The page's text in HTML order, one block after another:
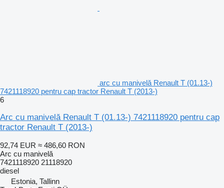
arc cu manivelă Renault T (01.13-)
7421118920 pentru cap tractor Renault T (2013-)
6
Arc cu manivelă Renault T (01.13-) 7421118920 pentru cap
tractor Renault T (2013-)
92,74 EUR ≈ 486,60 RON
Arc cu manivelă
7421118920 21118920
diesel
Estonia, Tallinn